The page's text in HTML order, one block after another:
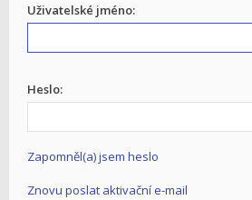
Uživatelské jméno:
Heslo:
Zapomněl(a) jsem heslo
Znovu poslat aktivační e-mail